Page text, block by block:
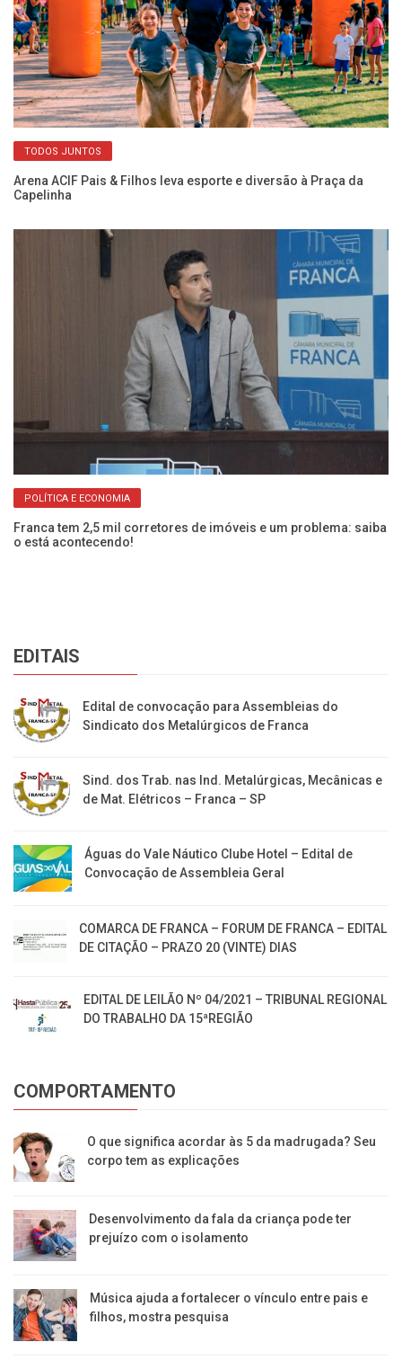
TODOS JUNTOS
Arena ACIF Pais & Filhos leva esporte e diversão à Praça da
Capelinha
POLÍTICA E ECONOMIA
Franca tem 2,5 mil corretores de imóveis e um problema: saiba
o está acontecendo!
EDITAIS
Edital de convocação para Assembleias do
Sindicato dos Metalúrgicos de Franca
Sind. dos Trab. nas Ind. Metalúrgicas, Mecânicas e
de Mat. Elétricos – Franca – SP
Águas do Vale Náutico Clube Hotel – Edital de
Convocação de Assembleia Geral
COMARCA DE FRANCA – FORUM DE FRANCA – EDITAL
DE CITAÇÃO – PRAZO 20 (VINTE) DIAS
EDITAL DE LEILÃO Nº 04/2021 – TRIBUNAL REGIONAL
DO TRABALHO DA 15ªREGIÃO
COMPORTAMENTO
O que significa acordar às 5 da madrugada? Seu
corpo tem as explicações
Desenvolvimento da fala da criança pode ter
prejuízo com o isolamento
Música ajuda a fortalecer o vínculo entre pais e
filhos, mostra pesquisa